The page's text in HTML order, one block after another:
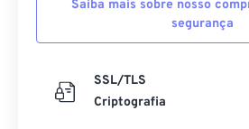
Saiba mais sobre nosso
segurança
SSL/TLS
Criptografia